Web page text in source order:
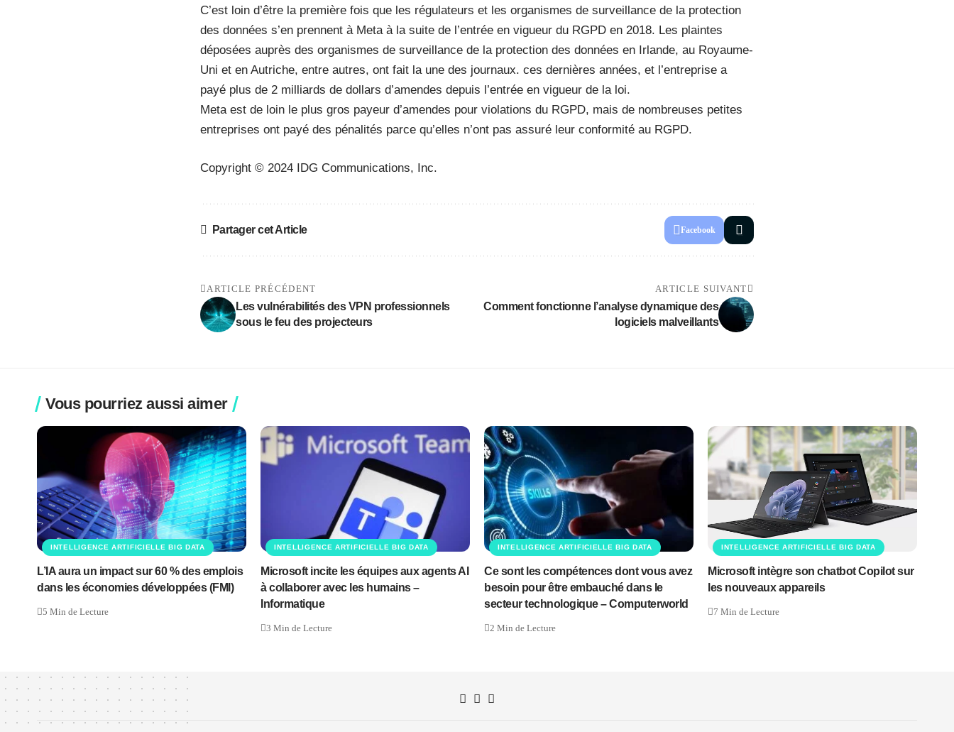
C’est loin d’être la première fois que les régulateurs et les organismes de surveillance de la protection
des données s’en prennent à Meta à la suite de l’entrée en vigueur du RGPD en 2018. Les plaintes
déposées auprès des organismes de surveillance de la protection des données en Irlande, au Royaume-
Uni et en Autriche, entre autres, ont fait la une des journaux. ces dernières années, et l’entreprise a
payé plus de 2 milliards de dollars d’amendes depuis l’entrée en vigueur de la loi.
Meta est de loin le plus gros payeur d’amendes pour violations du RGPD, mais de nombreuses petites
entreprises ont payé des pénalités parce qu’elles n’ont pas assuré leur conformité au RGPD.
Copyright © 2024 IDG Communications, Inc.
Partager cet Article Facebook
ARTICLE PRÉCÉDENT
Les vulnérabilités des VPN professionnels
sous le feu des projecteurs
ARTICLE SUIVANT
Comment fonctionne l’analyse dynamique des
logiciels malveillants
Vous pourriez aussi aimer
INTELLIGENCE ARTIFICIELLE BIG DATA
L’IA aura un impact sur 60 % des emplois
dans les économies développées (FMI)
5 Min de Lecture
INTELLIGENCE ARTIFICIELLE BIG DATA
Microsoft incite les équipes aux agents AI
à collaborer avec les humains –
Informatique
3 Min de Lecture
INTELLIGENCE ARTIFICIELLE BIG DATA
Ce sont les compétences dont vous avez
besoin pour être embauché dans le
secteur technologique – Computerworld
2 Min de Lecture
INTELLIGENCE ARTIFICIELLE BIG DATA
Microsoft intègre son chatbot Copilot sur
les nouveaux appareils
7 Min de Lecture